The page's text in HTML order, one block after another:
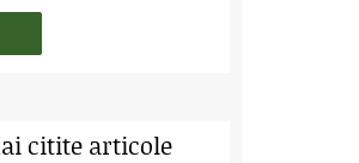
citite articole